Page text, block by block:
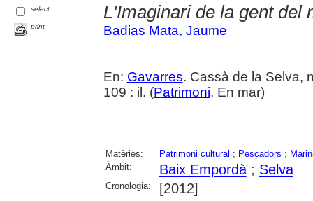
select
print
L'Imaginari de la gent del
Badias Mata, Jaume
En: Gavarres. Cassà de la Selva,
109 : il. (Patrimoni. En mar)
Matèries: Patrimoni cultural ; Pescadors ;
Àmbit:
Baix Empordà; Selva
Cronologia: [2012]